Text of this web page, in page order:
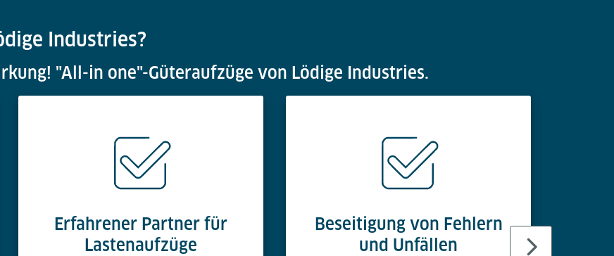
Industries?
"All-in one"-Güteraufzüge von Lödige Industries.
Erfahrener Partner für
Lastenaufzüge
Beseitigung von Fehlern
und Unfällen